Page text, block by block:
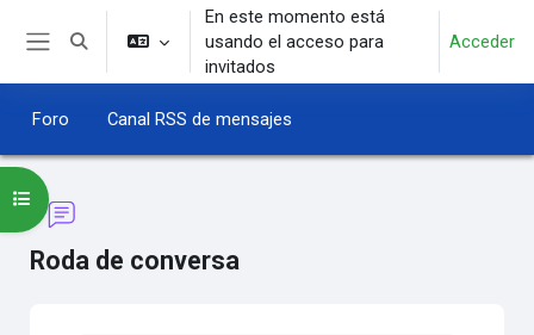
Salta al contenido principal
Selector de búsqueda de entrada
En este momento está
usando el acceso para
invitados
Acceder
Foro Canal RSS de mensajes
Roda de conversa
Abrir índice del curso